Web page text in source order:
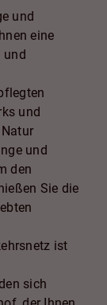
und
eine
und
und
und
den
Sie die
ist
sich